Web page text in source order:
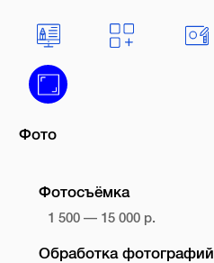
Фото
Фотосъёмка
1 500 — 15 000 р.
Обработка фотографий